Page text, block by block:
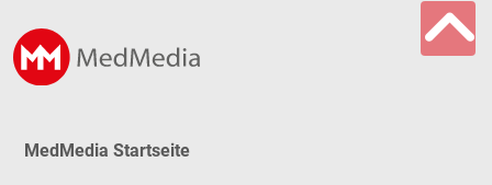
MedMedia Startseite